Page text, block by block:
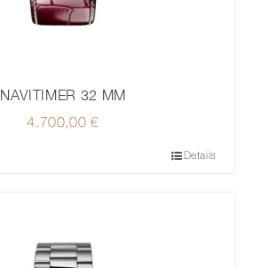
NAVITIMER 32 MM
4.700,00€
Details